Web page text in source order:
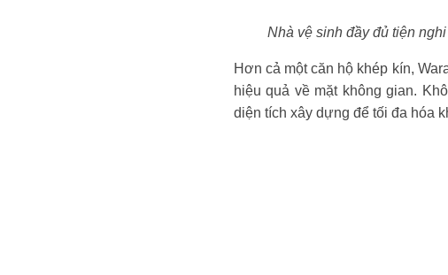
Nhà vệ sinh đầy đủ tiện
Hơn cả một căn hộ khép kín,
hiệu quả về mặt không gian.
diện tích xây dựng để tối đa hóa